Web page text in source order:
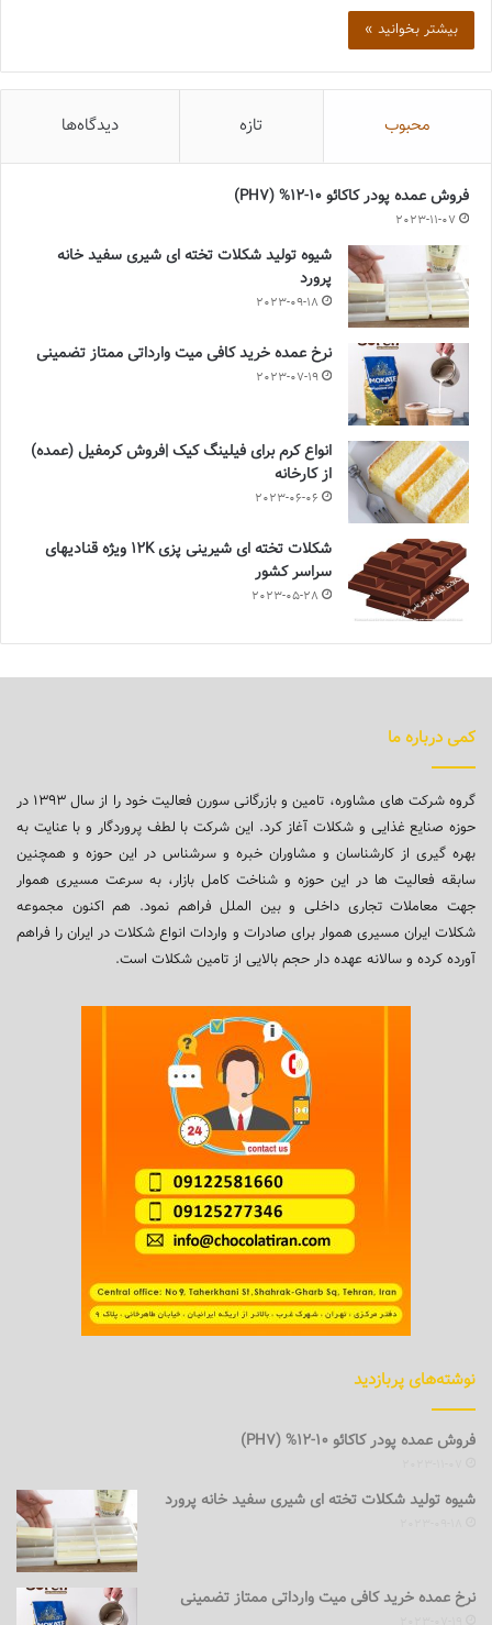
بیشتر بخوانید »
محبوب تازه دیدگاه‌ها
فروش عمده پودر کاکائو 10-12% (PH7)
2023-11-07
شیوه تولید شکلات تخته ای شیری سفید خانه
پرورد
2023-09-18
نرخ عمده خرید کافی میت وارداتی ممتاز تضمینی
2023-07-19
انواع کرم برای فیلینگ کیک |فروش کرمفیل (عمده)
از کارخانه
2023-06-06
شکلات تخته ای شیرینی پزی 12K ویژه قنادیهای
سراسر کشور
2023-05-28
کمی درباره ما
گروه شرکت های مشاوره، تامین و بازرگانی سورن فعالیت خود را از سال ۱۳۹۳ در
حوزه صنایع غذایی و شکلات آغاز کرد. این شرکت با لطف پروردگار و با عنایت به
بهره گیری از کارشناسان و مشاوران خبره و سرشناس در این حوزه و همچنین
سابقه فعالیت ها در این حوزه و شناخت کامل بازار، به سرعت مسیری هموار
جهت معاملات تجاری داخلی و بین الملل فراهم نمود. هم اکنون مجموعه
شکلات ایران مسیری هموار برای صادرات و واردات انواع شکلات در ایران را فراهم
آورده کرده و سالانه عهده دار حجم بالایی از تامین شکلات است.
نوشته‌های پربازدید
فروش عمده پودر کاکائو 10-12% (PH7)
شیوه تولید شکلات تخته ای شیری سفید خانه پرورد
نرخ عمده خرید کافی میت وارداتی ممتاز تضمینی